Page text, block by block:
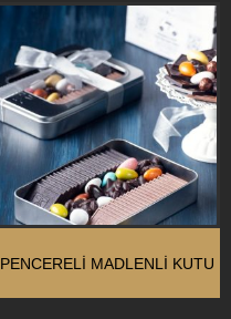
PENCERELİ MADLENLİ KUTU